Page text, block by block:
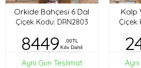
Orkide Bahçesi 6 Dal
Çiçek Kodu: DRN2803
8449
,00TL
Kdv Dahil
Aynı Gün Teslimat
Kalp
Çiçek